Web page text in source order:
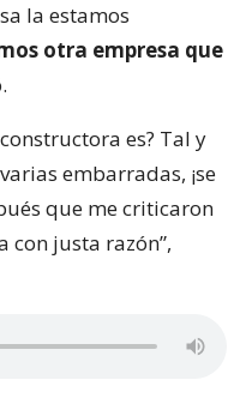
la estamos
otra empresa que
es? Tal y
embarradas, ¡se
que me criticaron
con justa razón”,